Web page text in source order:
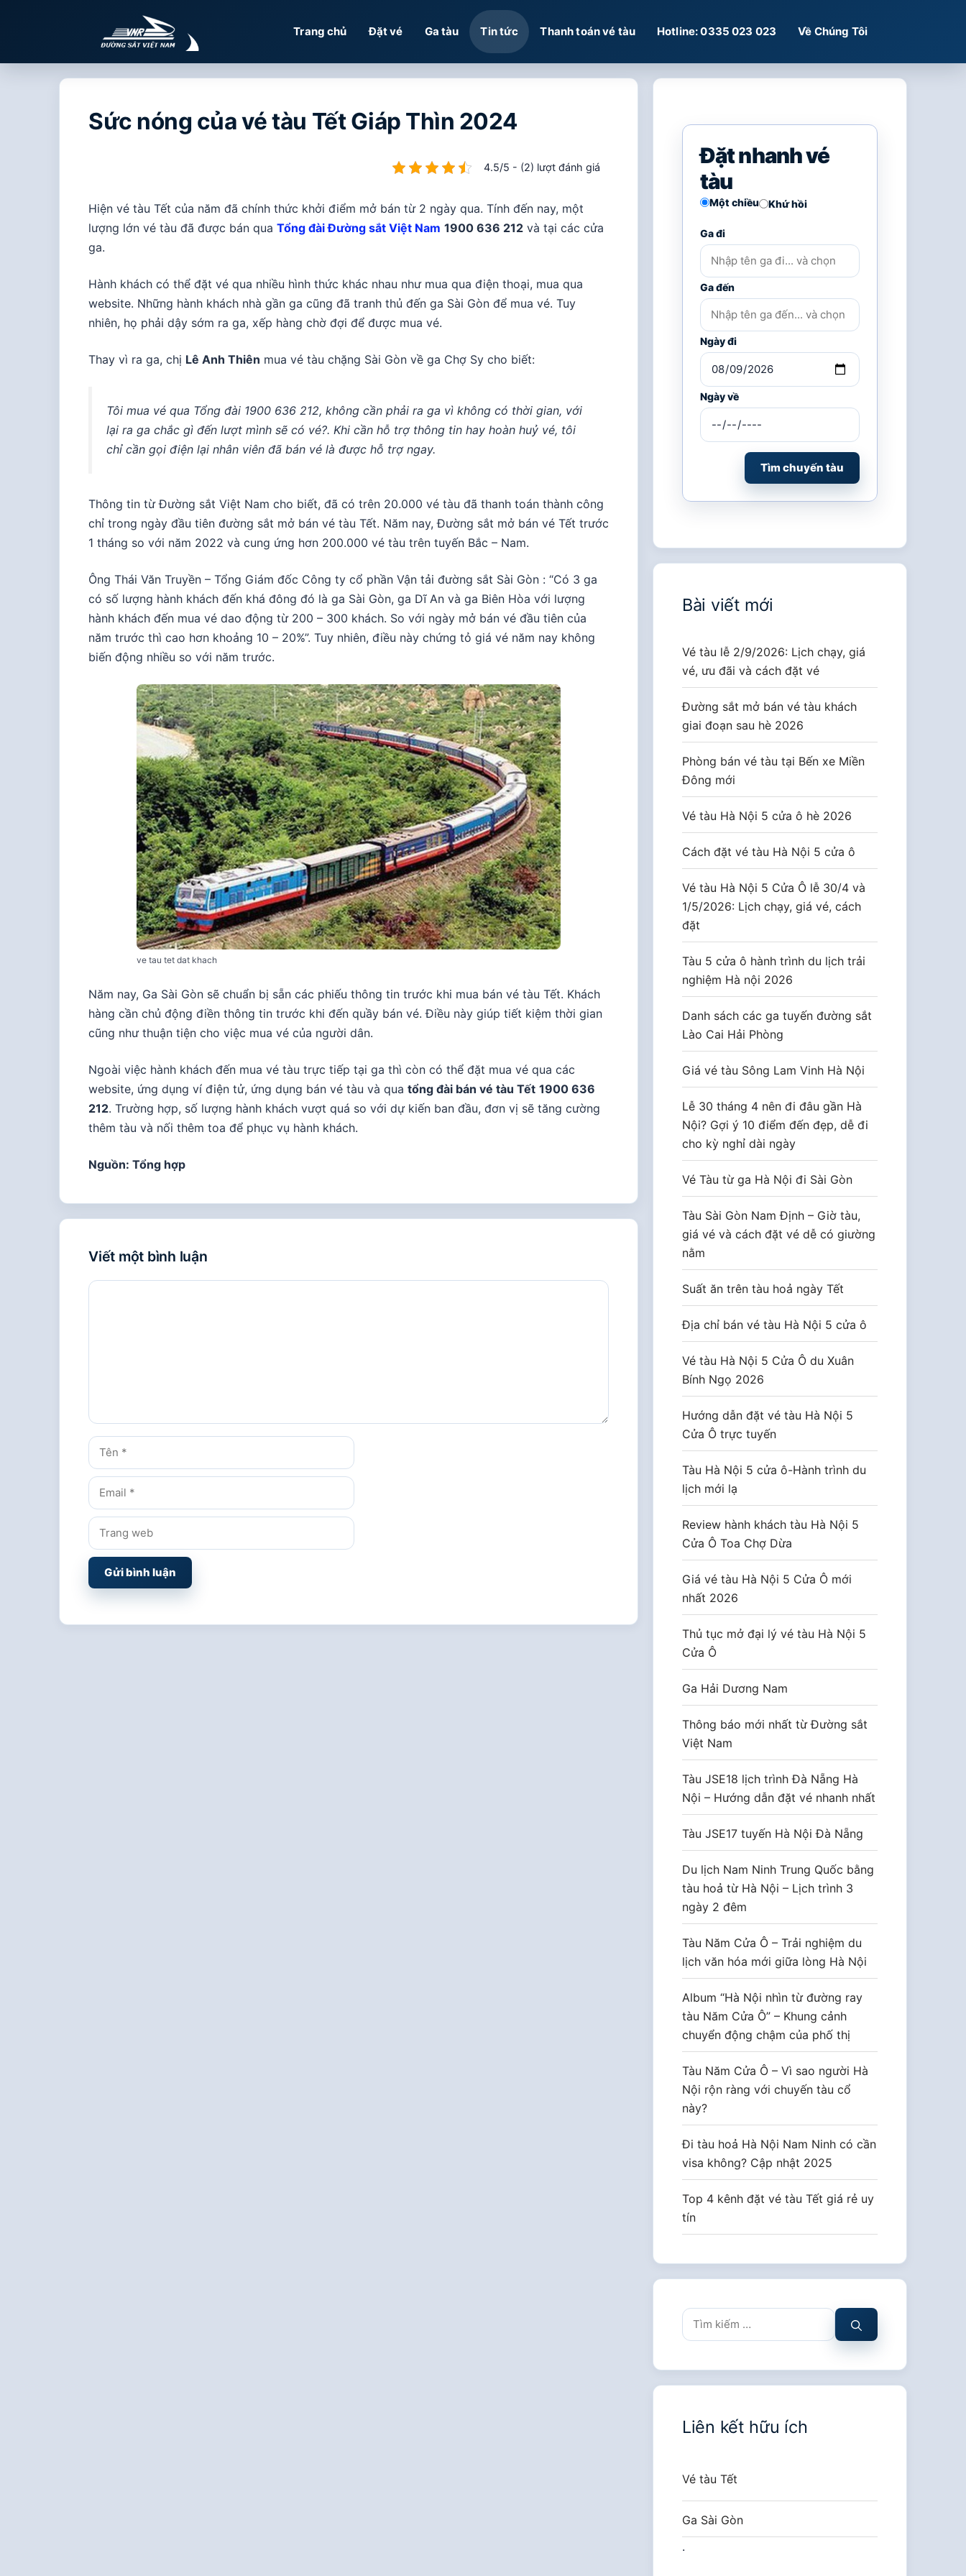
dung
Trang chủ Đặt vé Ga tàu Tin tức Thanh toán vé tàu Hotline: 0335 023 023 Về Chúng Tôi
Sức nóng của vé tàu Tết Giáp Thìn 2024
4.5/5 - (2) lượt đánh giá
Hiện vé tàu Tết của năm đã chính thức khởi điểm mở bán từ 2 ngày qua. Tính đến nay, một
lượng lớn vé tàu đã được bán qua Tổng đài Đường sắt Việt Nam 1900 636 212 và tại các cửa
ga.
Hành khách có thể đặt vé qua nhiều hình thức khác nhau như mua qua điện thoại, mua qua
website. Những hành khách nhà gần ga cũng đã tranh thủ đến ga Sài Gòn để mua vé. Tuy
nhiên, họ phải dậy sớm ra ga, xếp hàng chờ đợi để được mua vé.
Thay vì ra ga, chị Lê Anh Thiên mua vé tàu chặng Sài Gòn về ga Chợ Sy cho biết:
Tôi mua vé qua Tổng đài 1900 636 212, không cần phải ra ga vì không có thời gian, với
lại ra ga chắc gì đến lượt mình sẽ có vé?. Khi cần hỗ trợ thông tin hay hoàn huỷ vé, tôi
chỉ cần gọi điện lại nhân viên đã bán vé là được hỗ trợ ngay.
Thông tin từ Đường sắt Việt Nam cho biết, đã có trên 20.000 vé tàu đã thanh toán thành công
chỉ trong ngày đầu tiên đường sắt mở bán vé tàu Tết. Năm nay, Đường sắt mở bán vé Tết trước
1 tháng so với năm 2022 và cung ứng hơn 200.000 vé tàu trên tuyến Bắc – Nam.
Ông Thái Văn Truyền – Tổng Giám đốc Công ty cổ phần Vận tải đường sắt Sài Gòn : “Có 3 ga
có số lượng hành khách đến khá đông đó là ga Sài Gòn, ga Dĩ An và ga Biên Hòa với lượng
hành khách đến mua vé dao động từ 200 – 300 khách. So với ngày mở bán vé đầu tiên của
năm trước thì cao hơn khoảng 10 – 20%”. Tuy nhiên, điều này chứng tỏ giá vé năm nay không
biến động nhiều so với năm trước.
ve tau tet dat khach
Năm nay, Ga Sài Gòn sẽ chuẩn bị sẵn các phiếu thông tin trước khi mua bán vé tàu Tết. Khách
hàng cần chủ động điền thông tin trước khi đến quầy bán vé. Điều này giúp tiết kiệm thời gian
cũng như thuận tiện cho việc mua vé của người dân.
Ngoài việc hành khách đến mua vé tàu trực tiếp tại ga thì còn có thể đặt mua vé qua các
website, ứng dụng ví điện tử, ứng dụng bán vé tàu và qua tổng đài bán vé tàu Tết 1900 636
212. Trường hợp, số lượng hành khách vượt quá so với dự kiến ban đầu, đơn vị sẽ tăng cường
thêm tàu và nối thêm toa để phục vụ hành khách.
Nguồn: Tổng hợp
Viết một bình luận
Bình
Tên
Email
Trang
web
Đặt nhanh vé
tàu
Một chiều Khứ hồi
Ga đi
Ga đến
Ngày đi
Ngày về
Tìm chuyến tàu
Bài viết mới
Vé tàu lễ 2/9/2026: Lịch chạy, giá
vé, ưu đãi và cách đặt vé
Đường sắt mở bán vé tàu khách
giai đoạn sau hè 2026
Phòng bán vé tàu tại Bến xe Miền
Đông mới
Vé tàu Hà Nội 5 cửa ô hè 2026
Cách đặt vé tàu Hà Nội 5 cửa ô
Vé tàu Hà Nội 5 Cửa Ô lễ 30/4 và
1/5/2026: Lịch chạy, giá vé, cách
đặt
Tàu 5 cửa ô hành trình du lịch trải
nghiệm Hà nội 2026
Danh sách các ga tuyến đường sắt
Lào Cai Hải Phòng
Giá vé tàu Sông Lam Vinh Hà Nội
Lễ 30 tháng 4 nên đi đâu gần Hà
Nội? Gợi ý 10 điểm đến đẹp, dễ đi
cho kỳ nghỉ dài ngày
Vé Tàu từ ga Hà Nội đi Sài Gòn
Tàu Sài Gòn Nam Định – Giờ tàu,
giá vé và cách đặt vé dễ có giường
nằm
Suất ăn trên tàu hoả ngày Tết
Địa chỉ bán vé tàu Hà Nội 5 cửa ô
Vé tàu Hà Nội 5 Cửa Ô du Xuân
Bính Ngọ 2026
Hướng dẫn đặt vé tàu Hà Nội 5
Cửa Ô trực tuyến
Tàu Hà Nội 5 cửa ô-Hành trình du
lịch mới lạ
Review hành khách tàu Hà Nội 5
Cửa Ô Toa Chợ Dừa
Giá vé tàu Hà Nội 5 Cửa Ô mới
nhất 2026
Thủ tục mở đại lý vé tàu Hà Nội 5
Cửa Ô
Ga Hải Dương Nam
Thông báo mới nhất từ Đường sắt
Việt Nam
Tàu JSE18 lịch trình Đà Nẵng Hà
Nội – Hướng dẫn đặt vé nhanh nhất
Tàu JSE17 tuyến Hà Nội Đà Nẵng
Du lịch Nam Ninh Trung Quốc bằng
tàu hoả từ Hà Nội – Lịch trình 3
ngày 2 đêm
Tàu Năm Cửa Ô – Trải nghiệm du
lịch văn hóa mới giữa lòng Hà Nội
Album “Hà Nội nhìn từ đường ray
tàu Năm Cửa Ô” – Khung cảnh
chuyển động chậm của phố thị
Tàu Năm Cửa Ô – Vì sao người Hà
Nội rộn ràng với chuyến tàu cổ
này?
Đi tàu hoả Hà Nội Nam Ninh có cần
visa không? Cập nhật 2025
Top 4 kênh đặt vé tàu Tết giá rẻ uy
tín
Tìm
kiếm
Liên kết hữu ích
Vé tàu Tết
Ga Sài Gòn
.